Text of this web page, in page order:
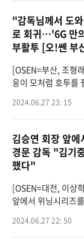
"감독님께서 도
로 회귀…'6G 만
부활투 [오!쎈 부
[OSEN=부산, 조형
웅이 모처럼 호투를
안 108
2024.06.27 23: 15
김승연 회장 앞
경문 감독 "김기
했다"
[OSEN=대전, 이상
앞에서 위닝시리즈
어스와의 홈경기를 8-
2024.06.27 22: 50